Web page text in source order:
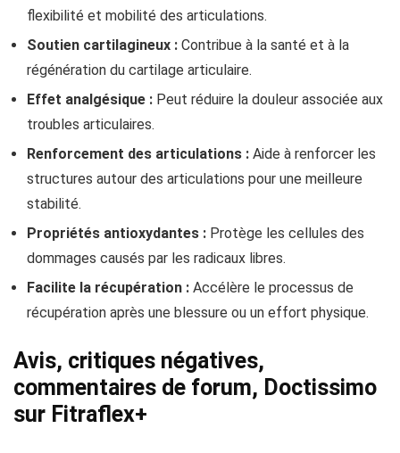
flexibilité et mobilité des articulations.
Soutien cartilagineux : Contribue à la santé et à la
régénération du cartilage articulaire.
Effet analgésique : Peut réduire la douleur associée aux
troubles articulaires.
Renforcement des articulations : Aide à renforcer les
structures autour des articulations pour une meilleure
stabilité.
Propriétés antioxydantes : Protège les cellules des
dommages causés par les radicaux libres.
Facilite la récupération : Accélère le processus de
récupération après une blessure ou un effort physique.
Avis, critiques négatives,
commentaires de forum, Doctissimo
sur Fitraflex+